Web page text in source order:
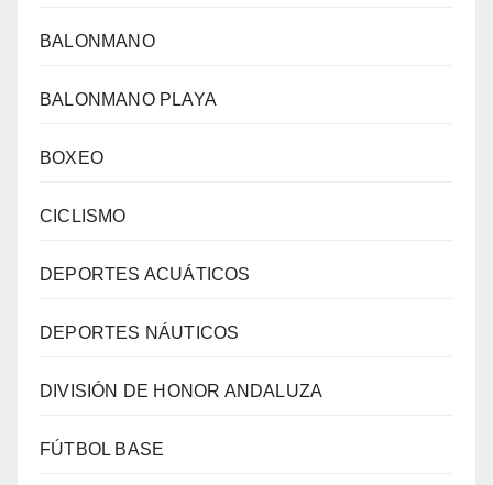
BALONMANO
BALONMANO PLAYA
BOXEO
CICLISMO
DEPORTES ACUÁTICOS
DEPORTES NÁUTICOS
DIVISIÓN DE HONOR ANDALUZA
FÚTBOL BASE